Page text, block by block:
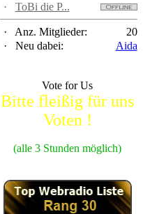
·
ToBi die P...
· Anz. Mitglieder:
20
·
Neu dabei: Aida
Vote for Us
Bitte fleißig für uns
Voten !
(alle 3 Stunden möglich)